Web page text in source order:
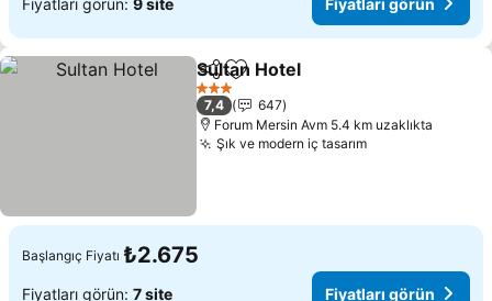
PaylaşFavorilerime ekle
Sultan Hotel
3 Yıldız
7,4
647
Forum Mersin Avm 5.4 km uzaklıkta
Şık ve modern iç tasarımFiyatları görün
Başlangıç Fiyatı ₺2.675
Fiyatları görün: 7 site Fiyatları görün